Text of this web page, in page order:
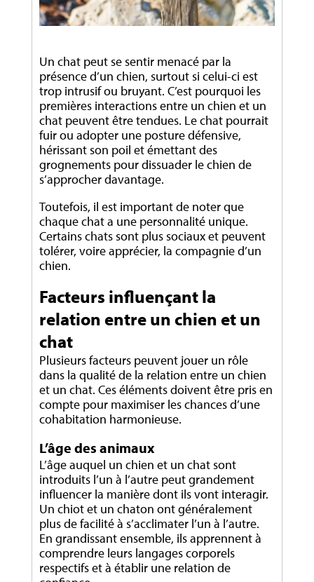
Un chat peut se sentir menacé par la
présence d’un chien, surtout si celui-ci est
trop intrusif ou bruyant. C’est pourquoi les
premières interactions entre un chien et un
chat peuvent être tendues. Le chat pourrait
fuir ou adopter une posture défensive,
hérissant son poil et émettant des
grognements pour dissuader le chien de
s’approcher davantage.
Toutefois, il est important de noter que
chaque chat a une personnalité unique.
Certains chats sont plus sociaux et peuvent
tolérer, voire apprécier, la compagnie d’un
chien.
Facteurs influençant la
relation entre un chien et un
chat
Plusieurs facteurs peuvent jouer un rôle
dans la qualité de la relation entre un chien
et un chat. Ces éléments doivent être pris en
compte pour maximiser les chances d’une
cohabitation harmonieuse.
L’âge des animaux
L’âge auquel un chien et un chat sont
introduits l’un à l’autre peut grandement
influencer la manière dont ils vont interagir.
Un chiot et un chaton ont généralement
plus de facilité à s’acclimater l’un à l’autre.
En grandissant ensemble, ils apprennent à
comprendre leurs langages corporels
respectifs et à établir une relation de